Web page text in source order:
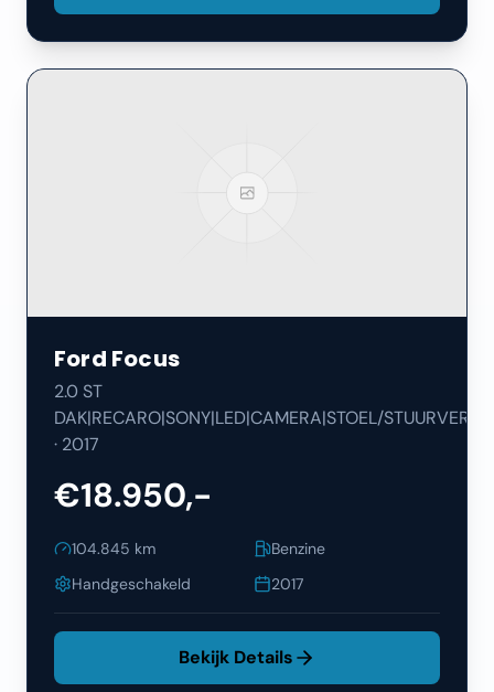
Ford Focus
2.0 ST
DAK|RECARO|SONY|LED|CAMERA|STOEL/STUURVERW|
· 2017
€18.950,-
104.845 km
Benzine
Handgeschakeld
2017
Bekijk Details